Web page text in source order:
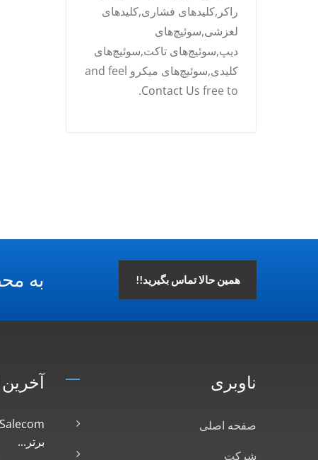
راکر,کلیدهای فشاری,کلیدهای
لغزشی,سوئیچ‌های
دیپ,سوئیچ‌های تاکت,سوئیچ‌های
کلیدی,سوئیچ‌های میکرو and feel
free to
Contact Us
.
به همین حالا تماس بگیرید!!
آخرین
برتر...
ناوبری
صفحه اصلی
شرکت